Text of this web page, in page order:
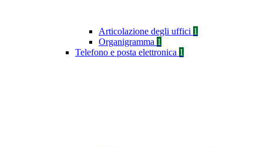
Articolazione degli uffici 1
Organigramma 1
Telefono e posta elettronica 1